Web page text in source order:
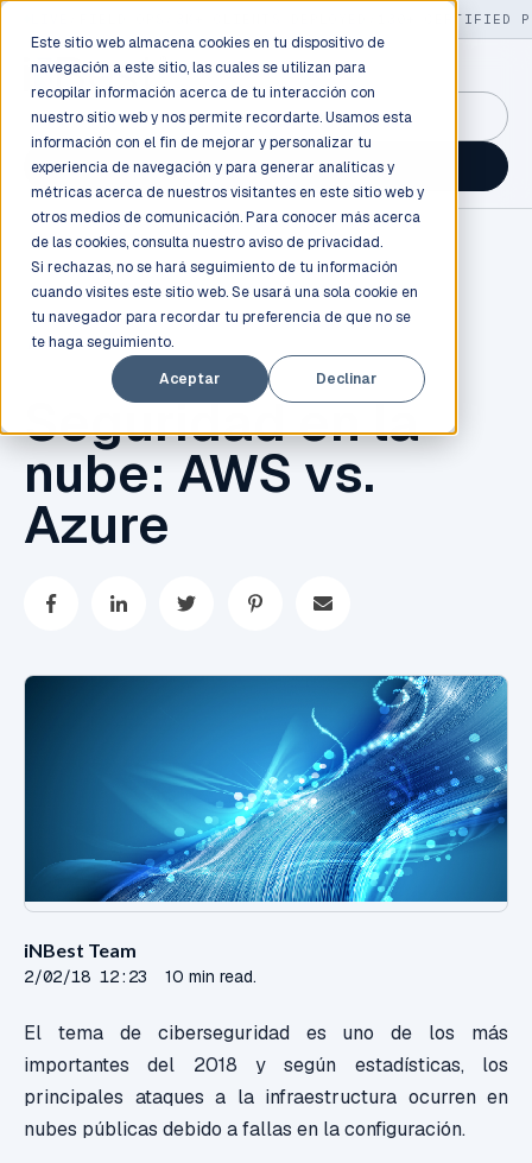
Este sitio web almacena cookies en tu dispositivo de
navegación a este sitio, las cuales se utilizan para
recopilar información acerca de tu interacción con
nuestro sitio web y nos permite recordarte. Usamos esta
información con el fin de mejorar y personalizar tu
experiencia de navegación y para generar analíticas y
métricas acerca de nuestros visitantes en este sitio web y
otros medios de comunicación. Para conocer más acerca
de las cookies, consulta nuestro aviso de privacidad.
Si rechazas, no se hará seguimiento de tu información
cuando visites este sitio web. Se usará una sola cookie en
tu navegador para recordar tu preferencia de que no se
te haga seguimiento.
Aceptar
Declinar
130+ CERTIFIED
GuidancePlex →
Talk to an engineer →
AWS
Seguridad en la
nube: AWS vs.
Azure
iNBest Team
2/02/18 12:23 10 min read.
El tema de ciberseguridad es uno de los más
importantes del 2018 y según estadísticas, los
principales ataques a la infraestructura ocurren en
nubes públicas debido a fallas en la configuración.